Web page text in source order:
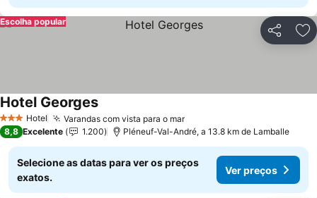
Partilhar
Escolha popular
3 EstrelasHotel Varandas com vista para o mar
Hotel Georges
8,8 Excelente 1.200 Pléneuf-Val-André, a 13.8 km de Lamballe
Selecione as datas para ver os preços
exatos.
Ver preços